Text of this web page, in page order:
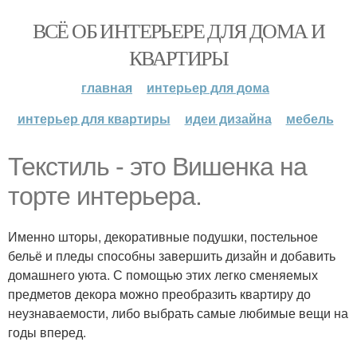
ВСЁ ОБ ИНТЕРЬЕРЕ ДЛЯ ДОМА И
КВАРТИРЫ
главная
интерьер для дома
интерьер для квартиры
идеи дизайна мебель
Текстиль - это Вишенка на
торте интерьера.
Именно шторы, декоративные подушки, постельное
бельё и пледы способны завершить дизайн и добавить
домашнего уюта. С помощью этих легко сменяемых
предметов декора можно преобразить квартиру до
неузнаваемости, либо выбрать самые любимые вещи на
годы вперед.